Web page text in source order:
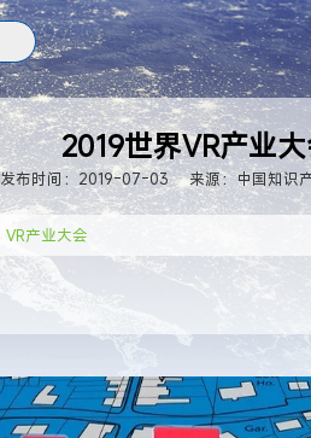
2019世界VR产业
发布时间：2019-07-03 来源：中国知识
VR产业大会